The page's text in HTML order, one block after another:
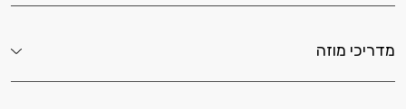
מדריכי מוזה